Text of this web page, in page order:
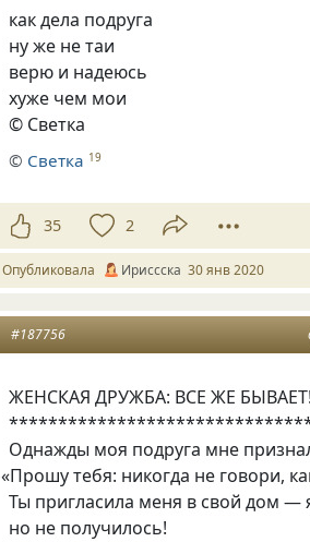
как дела подруга
ну же не таи
верю и надеюсь
хуже чем мои
© Светка
© Светка 19
35 2
Опубликовала Ириссска 30 янв 2020
#187756
ЖЕНСКАЯ ДРУЖБА: ВСЕ ЖЕ БЫВАЕТ!
Однажды моя подруга мне
«Прошу тебя: никогда не говори,
Ты пригласила меня в свой дом —
но не получилось!